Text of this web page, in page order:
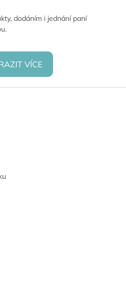
dodáním i jednání paní
VÍCE